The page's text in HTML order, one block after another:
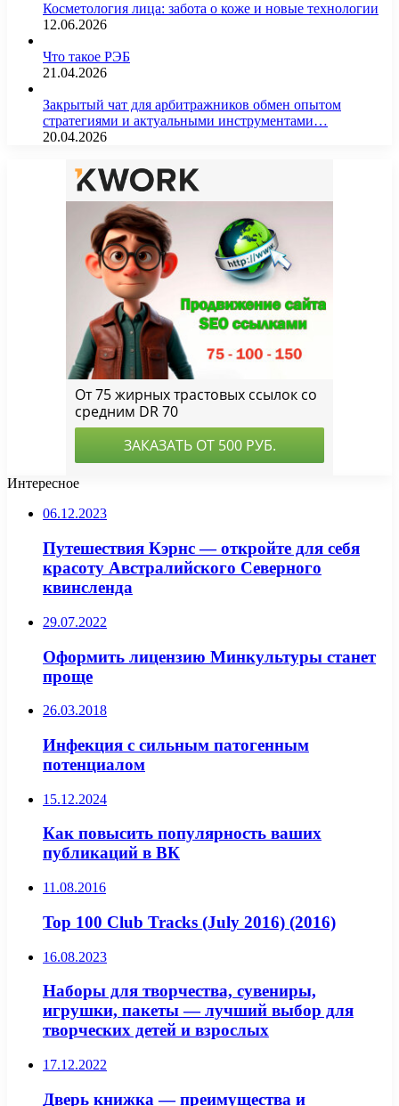
Косметология лица: забота о коже и новые технологии
12.06.2026
Что такое РЭБ
21.04.2026
Закрытый чат для арбитражников обмен опытом
стратегиями и актуальными инструментами…
20.04.2026
Интересное
06.12.2023
Путешествия Кэрнс — откройте для себя
красоту Австралийского Северного
квинсленда
29.07.2022
Оформить лицензию Минкультуры станет
проще
26.03.2018
Инфекция с сильным патогенным
потенциалом
15.12.2024
Как повысить популярность ваших
публикаций в ВК
11.08.2016
Top 100 Club Tracks (July 2016) (2016)
16.08.2023
Наборы для творчества, сувениры,
игрушки, пакеты — лучший выбор для
творческих детей и взрослых
17.12.2022
Дверь книжка — преимущества и